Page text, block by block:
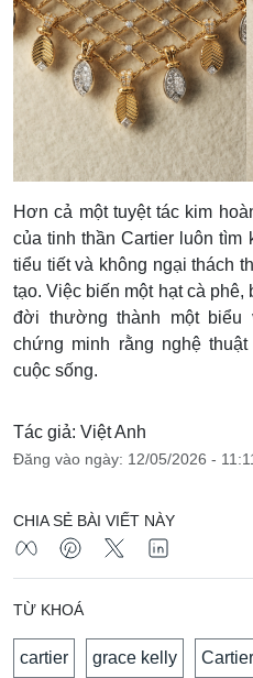
Hơn cả một tuyệt tác kim
của tinh thần Cartier luôn tìm
tiểu tiết và không ngại thách
tạo. Việc biến một hạt cà
đời thường thành một
chứng minh rằng nghệ
cuộc sống.
Tác giả: Việt Anh
Đăng vào ngày: 12/05/2026 -
CHIA SẺ BÀI VIẾT NÀY
TỪ KHOÁ
cartier grace kelly